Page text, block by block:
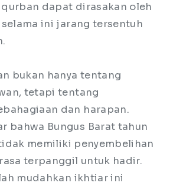
dapat dirasakan oleh
selama ini jarang tersentuh
bukan hanya tentang
tetapi tentang
dan harapan.
bahwa Bungus Barat tahun
memiliki penyembelihan
terpanggil untuk hadir.
mudahkan ikhtiar ini